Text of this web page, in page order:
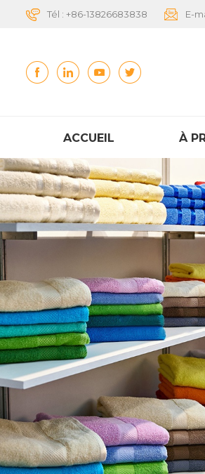
Tél : +86-13826683838 E-
ACCUEIL À